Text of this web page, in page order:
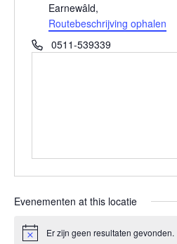
Earnewâld,
Routebeschrijving ophalen
Telefoon0511-539339
Evenementen at this locatie
BerichtEr zijn geen resultaten gevonden.